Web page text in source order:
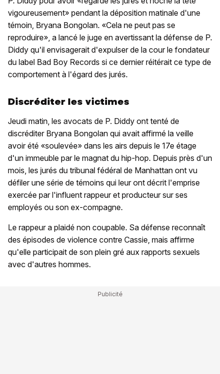
vigoureusement» pendant la déposition matinale d'une
témoin, Bryana Bongolan. «Cela ne peut pas se
reproduire», a lancé le juge en avertissant la défense de P.
Diddy qu'il envisagerait d'expulser de la cour le fondateur
du label Bad Boy Records si ce dernier réitérait ce type de
comportement à l'égard des jurés.
Discréditer les victimes
Jeudi matin, les avocats de P. Diddy ont tenté de
discréditer Bryana Bongolan qui avait affirmé la veille
avoir été «soulevée» dans les airs depuis le 17e étage
d'un immeuble par le magnat du hip-hop. Depuis près d'un
mois, les jurés du tribunal fédéral de Manhattan ont vu
défiler une série de témoins qui leur ont décrit l'emprise
exercée par l'influent rappeur et producteur sur ses
employés ou son ex-compagne.
Le rappeur a plaidé non coupable. Sa défense reconnaît
des épisodes de violence contre Cassie, mais affirme
qu'elle participait de son plein gré aux rapports sexuels
avec d'autres hommes.